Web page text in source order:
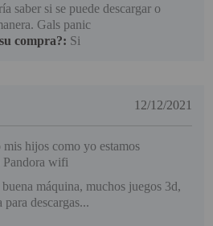
saber si se puede descargar o
Gals panic
compra?: Si
12/12/2021
mis hijos como yo estamos
Pandora wifi
buena máquina, muchos juegos 3d,
descargas...